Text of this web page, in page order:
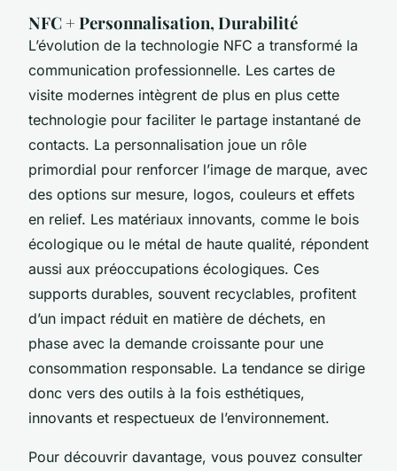
NFC + Personnalisation, Durabilité
L’évolution de la technologie NFC a transformé la
communication professionnelle. Les cartes de
visite modernes intègrent de plus en plus cette
technologie pour faciliter le partage instantané de
contacts. La personnalisation joue un rôle
primordial pour renforcer l’image de marque, avec
des options sur mesure, logos, couleurs et effets
en relief. Les matériaux innovants, comme le bois
écologique ou le métal de haute qualité, répondent
aussi aux préoccupations écologiques. Ces
supports durables, souvent recyclables, profitent
d’un impact réduit en matière de déchets, en
phase avec la demande croissante pour une
consommation responsable. La tendance se dirige
donc vers des outils à la fois esthétiques,
innovants et respectueux de l’environnement.
Pour découvrir davantage, vous pouvez consulter